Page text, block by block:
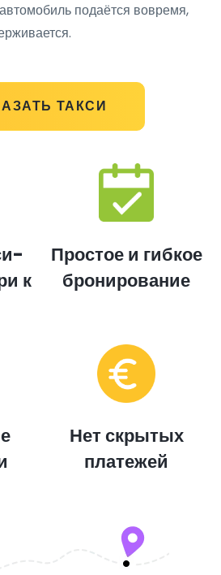
ТАКСИ
подаётся вовремя,
к
Простое и гибкое
бронирование
Нет скрытых
платежей